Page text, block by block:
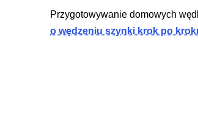
Przygotowywanie domowych
o wędzeniu szynki krok po